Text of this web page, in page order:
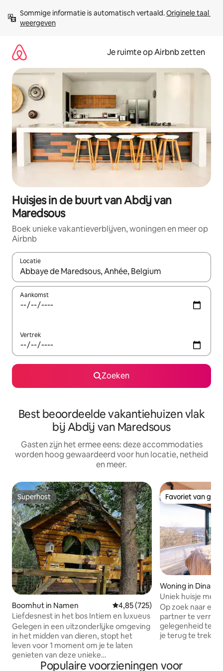
direct
naar
Sommige informatie is automatisch vertaald. Originele taal
weergeven
Je ruimte op Airbnb zetten
Huisjes in de buurt van Abdij van
Maredsous
Boek unieke vakantieverblijven, woningen en meer op
Airbnb
Locatie
Wanneer er suggesties beschikbaar zijn, maak je een keuze
Aankomst
Vertrek
Zoeken
Best beoordeelde vakantiehuizen vlak
bij Abdij van Maredsous
Gasten zijn het ermee eens: deze accommodaties
worden hoog gewaardeerd voor hun locatie, netheid
en meer.
Superhost
Superhost
Boomhut in Namen Gemiddelde beoordeling van
4,85 (725)
Liefdesnest in het bos Intiem en luxueus
Gelegen in een uitzonderlijke omgeving
in het midden van dieren, stopt het
leven voor 1 moment om je te laten
genieten van deze unieke
accommodatie alle comfort. Dubbele
Favoriet van
Favoriet van
Woning in Dinant
Uniek huisje met
privé wellness
Op zoek naar
partner te
gelegenheid te
je terug te
het midden van
Populaire voorzieningen voor